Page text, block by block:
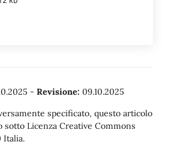
- Revisione: 09.10.2025
specificato, questo articolo
sotto Licenza Creative Commons
Italia.